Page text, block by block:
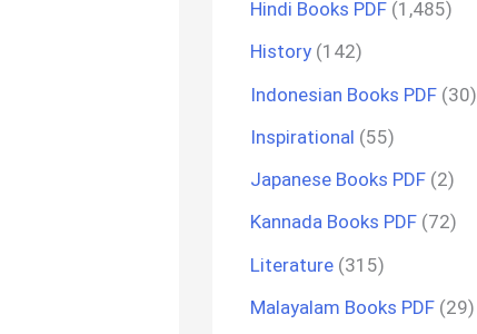
Hindi Books PDF (1,485)
History (142)
Indonesian Books PDF (30)
Inspirational (55)
Japanese Books PDF (2)
Kannada Books PDF (72)
Literature (315)
Malayalam Books PDF (29)